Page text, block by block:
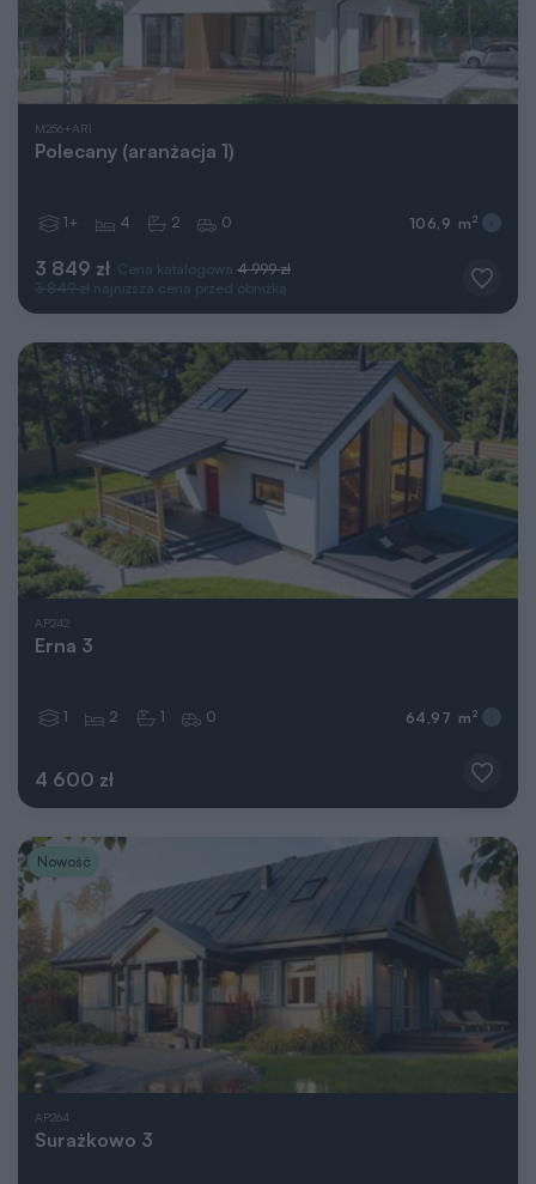
M256+AR1
Polecany (aranżacja 1)
3 849 zł Cena katalogowa 4 999 zł
3 849 zł najniższa cena przed obniżką
1+ 4 2 0 106,9 m 2
AP242
Erna 3
4 600 zł
1 2 1 0 64,97 m 2
Nowość
AP264
Surażkowo 3